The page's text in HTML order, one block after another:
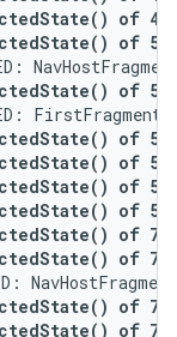
of 4
of 5
of 5
of 5
of 5
of 5
of 5
of 7
of 7
of 7
of 7